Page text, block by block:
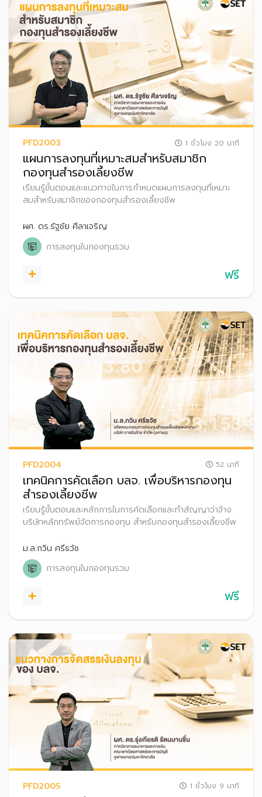
PFD2003 1 ชั่วโมง 20 นาที
แผนการลงทุนที่เหมาะสมสำหรับสมาชิก
กองทุนสำรองเลี้ยงชีพ
เรียนรู้ขั้นตอนและแนวทางในการกำหนดแผนการลงทุนที่เหมาะ
สมสำหรับสมาชิกของกองทุนสำรองเลี้ยงชีพ
ผศ. ดร.รัฐชัย ศีลาเจริญ
การลงทุนในกองทุนรวม
ฟรี
PFD2004 52 นาที
เทคนิคการคัดเลือก บลจ. เพื่อบริหารกองทุน
สำรองเลี้ยงชีพ
เรียนรู้ขั้นตอนและหลักการในการคัดเลือกและทำสัญญาว่าจ้าง
บริษัทหลักทรัพย์จัดการกองทุน สำหรับกองทุนสำรองเลี้ยงชีพ
ม.ล.กวิน ศรีธวัช
การลงทุนในกองทุนรวม
ฟรี
PFD2005 1 ชั่วโมง 9 นาที